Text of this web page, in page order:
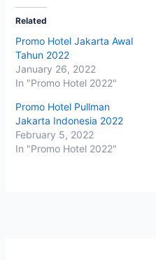
Related
Promo Hotel Jakarta Awal
Tahun 2022
January 26, 2022
In "Promo Hotel 2022"
Promo Hotel Pullman
Jakarta Indonesia 2022
February 5, 2022
In "Promo Hotel 2022"